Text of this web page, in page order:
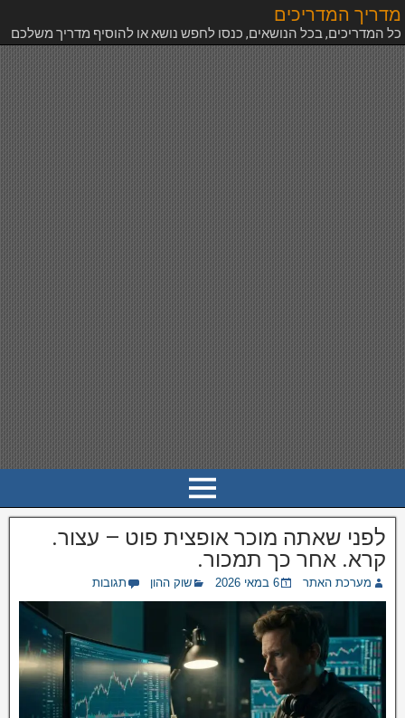
מדריך המדריכים
כל המדריכים, בכל הנושאים, כנסו לחפש נושא או להוסיף מדריך משלכם
לפני שאתה מוכר אופצית פוט — עצור.
קרא. אחר כך תמכור.
מערכת האתר 6 במאי 2026 שוק ההון תגובות